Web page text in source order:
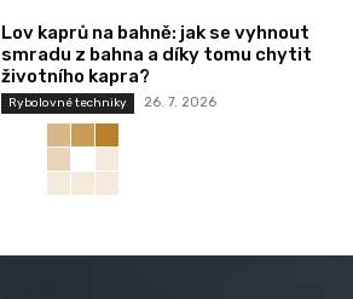
Lov kaprů na bahně: jak se vyhnout
smradu z bahna a díky tomu chytit
životního kapra?
Rybolovné techniky 26. 7. 2026